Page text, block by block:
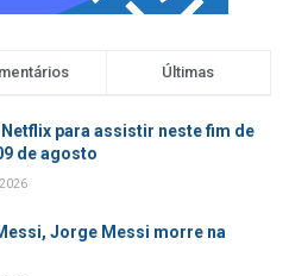
Últimas
para assistir neste fim de
de agosto
Jorge Messi morre na